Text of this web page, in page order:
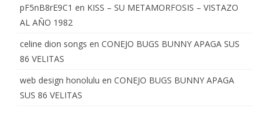
pF5nB8rE9C1 en KISS – SU METAMORFOSIS – VISTAZO
AL AÑO 1982
celine dion songs en CONEJO BUGS BUNNY APAGA SUS
86 VELITAS
web design honolulu en CONEJO BUGS BUNNY APAGA
SUS 86 VELITAS